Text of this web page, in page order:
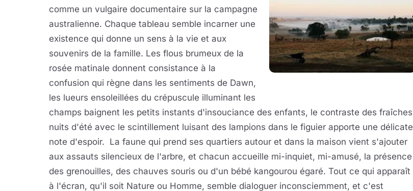
comme un vulgaire documentaire sur la campagne
australienne. Chaque tableau semble incarner une
existence qui donne un sens à la vie et aux
souvenirs de la famille. Les flous brumeux de la
rosée matinale donnent consistance à la
confusion qui règne dans les sentiments de Dawn,
les lueurs ensoleillées du crépuscule illuminant les
champs baignent les petits instants d'insouciance des enfants, le contraste des fraîches
nuits d'été avec le scintillement luisant des lampions dans le figuier apporte une délicate
note d'espoir. La faune qui prend ses quartiers autour et dans la maison vient s'ajouter
aux assauts silencieux de l'arbre, et chacun accueille mi-inquiet, mi-amusé, la présence
des grenouilles, des chauves souris ou d'un bébé kangourou égaré. Tout ce qui apparaît
à l'écran, qu'il soit Nature ou Homme, semble dialoguer inconsciemment, et c'est